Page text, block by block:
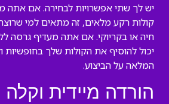
יש לך שתי אפשרויות לבחירה. אם אתה
קולות רקע מלאים, זה מתאים למי
חיה או בקריוקי. אם אתה מעדיף גרסה
יכול להוסיף את הקולות שלך
המלאה על הביצוע.
הורדה מיידית וקלה